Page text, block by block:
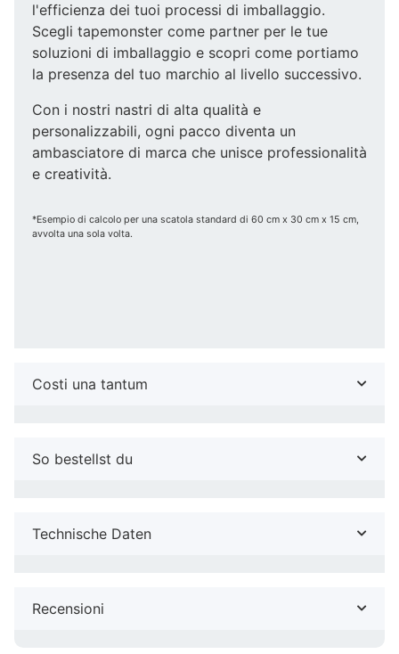
l'efficienza dei tuoi processi di imballaggio.
Scegli tapemonster come partner per le tue
soluzioni di imballaggio e scopri come portiamo
la presenza del tuo marchio al livello successivo.
Con i nostri nastri di alta qualità e
personalizzabili, ogni pacco diventa un
ambasciatore di marca che unisce professionalità
e creatività.
*Esempio di calcolo per una scatola standard di 60 cm x 30 cm x 15 cm,
avvolta una sola volta.
Costi una tantum
So bestellst du
Technische Daten
Recensioni